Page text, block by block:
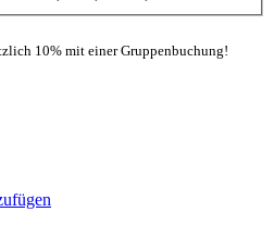
10% mit einer Gruppenbuchung!